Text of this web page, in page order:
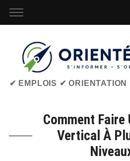
✔ EMPLOIS ✔
Comment Faire
Vertical À